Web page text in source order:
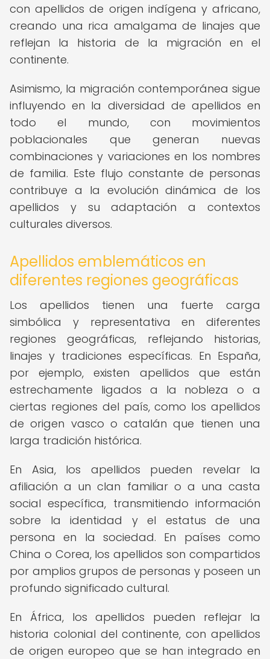
con apellidos de origen indígena y africano,
creando una rica amalgama de linajes que
reflejan la historia de la migración en el
continente.
Asimismo, la migración contemporánea sigue
influyendo en la diversidad de apellidos en
todo el mundo, con movimientos
poblacionales que generan nuevas
combinaciones y variaciones en los nombres
de familia. Este flujo constante de personas
contribuye a la evolución dinámica de los
apellidos y su adaptación a contextos
culturales diversos.
Apellidos emblemáticos en
diferentes regiones geográficas
Los apellidos tienen una fuerte carga
simbólica y representativa en diferentes
regiones geográficas, reflejando historias,
linajes y tradiciones específicas. En España,
por ejemplo, existen apellidos que están
estrechamente ligados a la nobleza o a
ciertas regiones del país, como los apellidos
de origen vasco o catalán que tienen una
larga tradición histórica.
En Asia, los apellidos pueden revelar la
afiliación a un clan familiar o a una casta
social específica, transmitiendo información
sobre la identidad y el estatus de una
persona en la sociedad. En países como
China o Corea, los apellidos son compartidos
por amplios grupos de personas y poseen un
profundo significado cultural.
En África, los apellidos pueden reflejar la
historia colonial del continente, con apellidos
de origen europeo que se han integrado en